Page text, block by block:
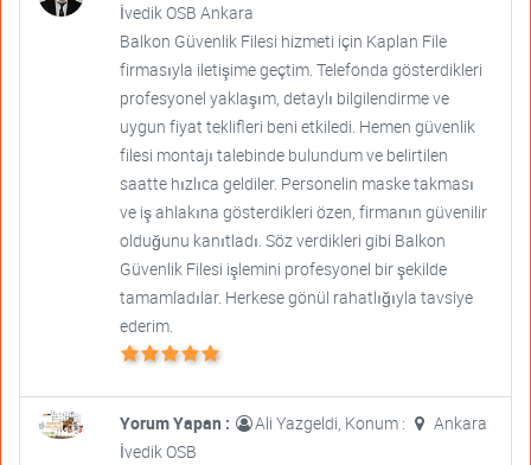
İvedik OSB Ankara
Balkon Güvenlik Filesi hizmeti için Kaplan File
firmasıyla iletişime geçtim. Telefonda gösterdikleri
profesyonel yaklaşım, detaylı bilgilendirme ve
uygun fiyat teklifleri beni etkiledi. Hemen güvenlik
filesi montajı talebinde bulundum ve belirtilen
saatte hızlıca geldiler. Personelin maske takması
ve iş ahlakına gösterdikleri özen, firmanın güvenilir
olduğunu kanıtladı. Söz verdikleri gibi Balkon
Güvenlik Filesi işlemini profesyonel bir şekilde
tamamladılar. Herkese gönül rahatlığıyla tavsiye
ederim.
Yorum Yapan : Ali Yazgeldi, Konum :
Ankara
İvedik OSB